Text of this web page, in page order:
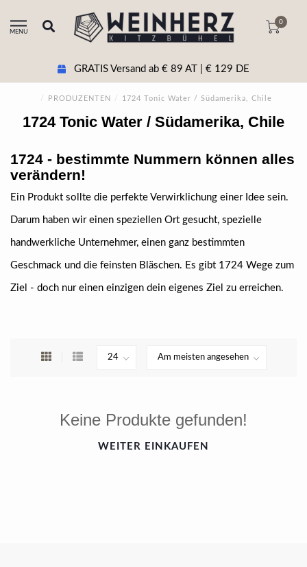
MENU
0
GRATIS Versand ab € 89 AT | € 129 DE
/ PRODUZENTEN / 1724 Tonic Water / Südamerika, Chile
1724 Tonic Water / Südamerika, Chile
1724 - bestimmte Nummern können alles
verändern!
Ein Produkt sollte die perfekte Verwirklichung einer Idee sein.
Darum haben wir einen speziellen Ort gesucht, spezielle
handwerkliche Unternehmer, einen ganz bestimmten
Geschmack und die feinsten Bläschen. Es gibt 1724 Wege zum
Ziel - doch nur einen einzigen dein eigenes Ziel zu erreichen.
Keine Produkte gefunden!
WEITER EINKAUFEN